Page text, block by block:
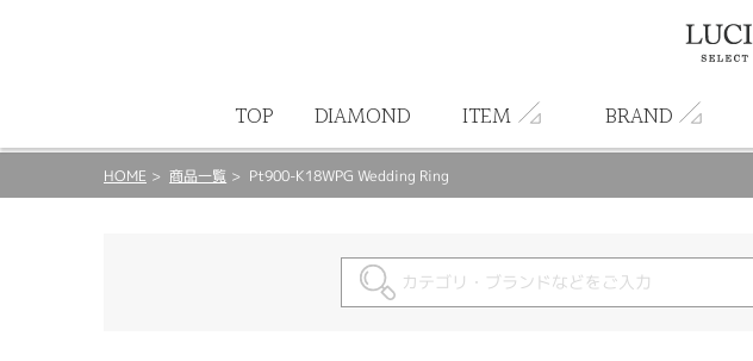
TOP DIAMOND ITEM BRAND
HOME 商品一覧 Pt900-K18WPG Wedding Ring